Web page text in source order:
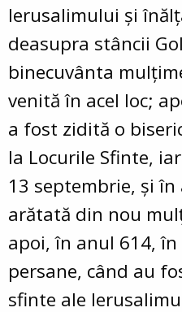
Ierusalimului și
deasupra stâncii
binecuvânta
venită în acel loc;
a fost zidită o
la Locurile Sfinte,
13 septembrie, și
arătată din nou
apoi, în anul 614,
persane, când au
sfinte ale